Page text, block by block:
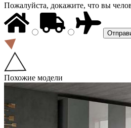
Пожалуйста, докажите, что вы
Похожие модели